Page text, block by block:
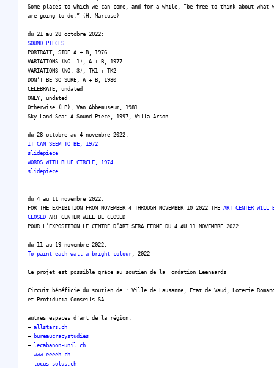
Some places to which we can come, and for a while, “be free to think about what
are going to do.” (H. Marcuse)
du 21 au 28 octobre 2022:
SOUND PIECES
PORTRAIT, SIDE A + B, 1976
VARIATIONS (NO. 1), A + B, 1977
VARIATIONS (NO. 3), TK1 + TK2
DON’T BE SO SURE, A + B, 1980
CELEBRATE, undated
ONLY, undated
Otherwise (LP), Van Abbemuseum, 1981
Sky Land Sea: A Sound Piece, 1997, Villa Arson
du 28 octobre au 4 novembre 2022:
IT CAN SEEM TO BE, 1972
slidepiece
WORDS WITH BLUE CIRCLE, 1974
slidepiece
du 4 au 11 novembre 2022:
FOR THE EXHIBITION FROM NOVEMBER 4 THROUGH NOVEMBER 10 2022 THE ART CENTER WILL
CLOSED ART CENTER WILL BE CLOSED
POUR L’EXPOSITION LE CENTRE D’ART SERA FERMÉ DU 4 AU 11 NOVEMBRE 2022
du 11 au 19 novembre 2022:
To paint each wall a bright colour , 2022
Ce projet est possible grâce au soutien de la Fondation Leenaards
Circuit bénéficie du soutien de : Ville de Lausanne, État de Vaud, Loterie
et Profiducia Conseils SA
autres espaces d'art de la région:
– allstars.ch
– bureaucracystudies
– lecabanon-unil.ch
– www.eeeeh.ch
– locus-solus.ch